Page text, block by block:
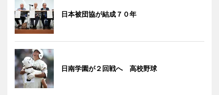
日本被団協が結成７０年
日南学園が２回戦へ 高校野球